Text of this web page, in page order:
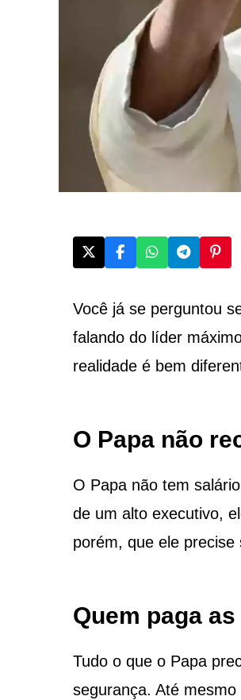
Você já se perguntou
falando do líder
realidade é bem
O Papa não
O Papa não tem
de um alto executivo,
porém, que ele
Quem paga
Tudo o que o Papa
segurança. Até